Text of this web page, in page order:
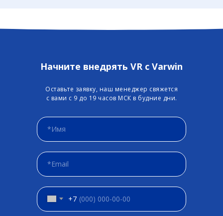
Начните внедрять VR с Varwin
Оставьте заявку, наш менеджер свяжется
с вами с 9 до 19 часов МСК в будние дни.
+7